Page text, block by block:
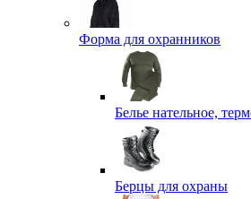
Форма для охранников
Белье нательное,
Берцы для охраны